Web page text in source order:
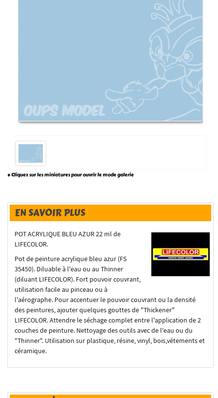
* Cliquez sur les miniatures pour ouvrir le mode galerie
EN SAVOIR PLUS
POT ACRYLIQUE BLEU AZUR 22 ml de
LIFECOLOR.
Pot de peinture acrylique bleu azur (FS
35450). Diluable à l'eau ou au Thinner
(diluant LIFECOLOR). Fort pouvoir couvrant,
utilisation facile au pinceau ou à
l'aérographe. Pour accentuer le pouvoir couvrant ou la densité
des peintures, ajouter quelques gouttes de "Thickener"
LIFECOLOR. Attendre le séchage complet entre l'application de 2
couches de peinture. Nettoyage des outils avec de l'eau ou du
"Thinner". Utilisation sur plastique, résine, vinyl, bois,vétements et
céramique.